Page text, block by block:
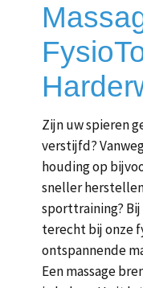
Zijn uw spieren
verstijfd?
houding op
sneller
sporttraining?
terecht bij onze
ontspannende
Een massage